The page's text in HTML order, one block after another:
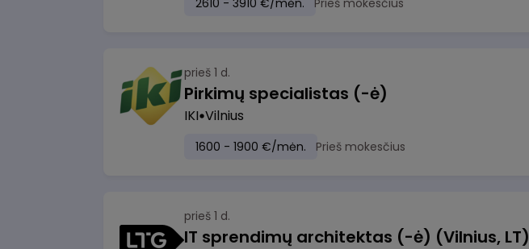
2610 - 3910 €/mėn. Prieš mokesčius
prieš 1 d.
Pirkimų specialistas (-ė)
IKI Vilnius
1600 - 1900 €/mėn. Prieš mokesčius
prieš 1 d.
IT sprendimų architektas (-ė) (Vilnius, LT)